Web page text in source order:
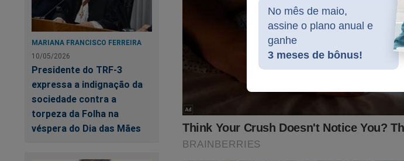
No mês de maio,
assine o plano anual e
ganhe
3 meses de bônus!
MARIANA FRANCISCO FERREIRA
10/05/2026
Presidente do TRF-3
expressa a indignação da
sociedade contra a
torpeza da Folha na
véspera do Dia das Mães
ação que questiona a Lei da
Moro destrói a decisão de
deles, nem o Plano Real teria